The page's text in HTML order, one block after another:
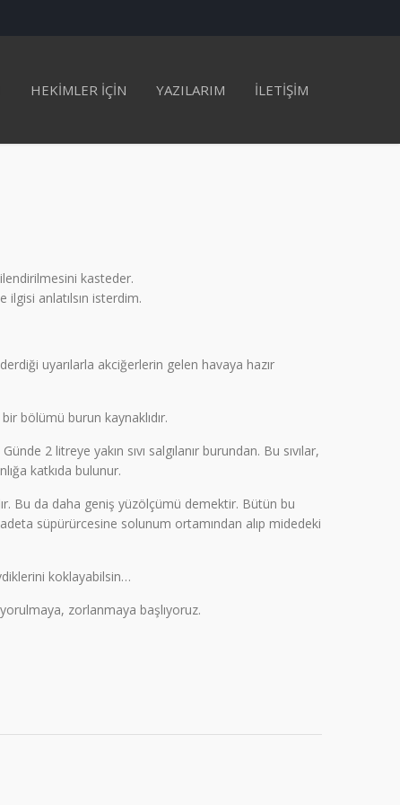
HEKİMLER İÇİN YAZILARIM İLETİŞİM
kasteder.
ilgisi anlatılsın isterdim.
uyarılarla akciğerlerin gelen havaya hazır
bölümü burun kaynaklıdır.
2 litreye yakın sıvı salgılanır burundan. Bu sıvılar,
katkıda bulunur.
Bu da daha geniş yüzölçümü demektir. Bütün bu
adeta süpürürcesine solunum ortamından alıp midedeki
koklayabilsin…
zorlanmaya başlıyoruz.